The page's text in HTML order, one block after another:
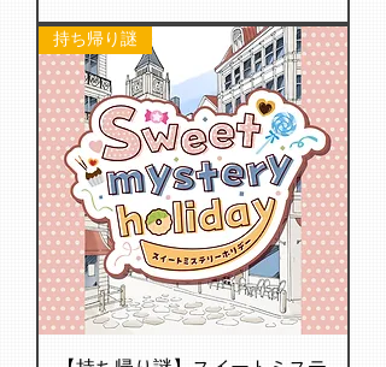
持ち帰り謎